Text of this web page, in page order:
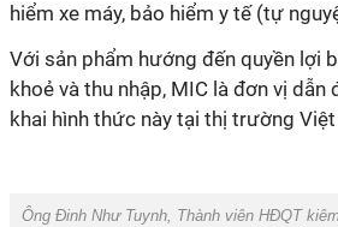
hiểm xe máy, bảo hiểm y tế (tự
Với sản phẩm hướng đến quyền lợi
khoẻ và thu nhập, MIC là đơn vị
khai hình thức này tại thị trường
Ông Đinh Như Tuynh, Thành viên HĐQT